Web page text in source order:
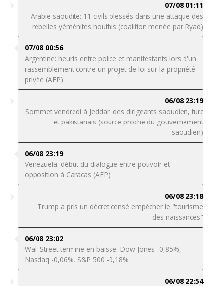
07/08 01:11
Arabie saoudite: 11 civils blessés dans une attaque des
rebelles yéménites houthis (coalition menée par Ryad)
07/08 00:56
Argentine: heurts entre police et manifestants lors d'un
rassemblement contre un projet de loi sur la propriété
privée (AFP)
06/08 23:19
Sommet vendredi à Jeddah des dirigeants saoudien, turc
et pakistanais (source proche du gouvernement
saoudien)
06/08 23:19
Venezuela: début du dialogue entre pouvoir et
opposition à Caracas (AFP)
06/08 23:18
Trump a pris un décret censé empêcher le "tourisme
des naissances"
06/08 23:02
Wall Street termine en baisse: Dow Jones -0,85%,
Nasdaq -0,06%, S&P 500 -0,18%
06/08 22:54